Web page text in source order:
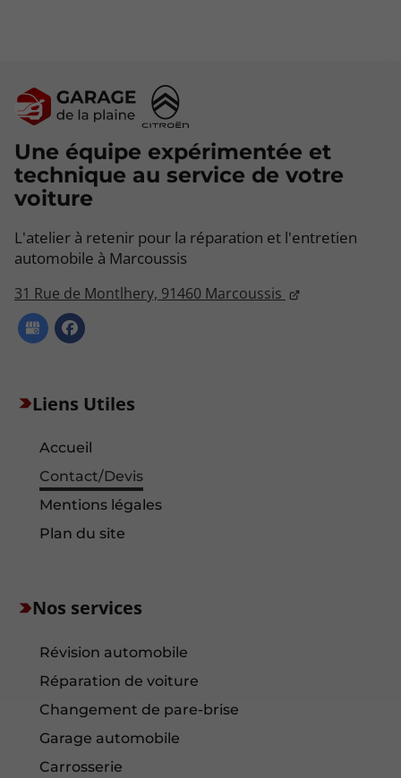
Une équipe expérimentée et
technique au service de votre
voiture
L'atelier à retenir pour la réparation et l'entretien
automobile à Marcoussis
31 Rue de Montlhery, 91460 Marcoussis
Liens Utiles
Accueil
Contact/Devis
Mentions légales
Plan du site
Nos services
Révision automobile
Réparation de voiture
Changement de pare-brise
Garage automobile
Carrosserie